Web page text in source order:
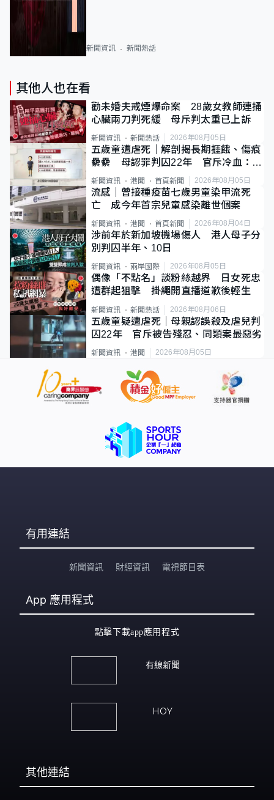
新聞資訊 新聞熱話
其他人也在看
勸未婚夫戒煙爆命案 28歲女教師連捅
心臟兩刀判死緩 母斥判太重已上訴
新聞資訊 新聞熱話 2026年08月05日
五歲童遭虐死｜解剖揭長期捱餓、傷痕
纍纍 母認罪判囚22年 官斥冷血：同
類案最惡劣
新聞資訊 港聞 首頁新聞 2026年08月05日
流感｜曾接種疫苗七歲男童染甲流死
亡 成今年首宗兒童感染離世個案
新聞資訊 港聞 首頁新聞 2026年08月04日
涉前年於新加坡機場傷人 港人母子分
別判囚半年、10日
新聞資訊 兩岸國際 2026年08月05日
偶像「不點名」談粉絲越界 日女死忠
遭群起狙擊 掛繩開直播道歉後輕生
新聞資訊 新聞熱話 2026年08月06日
五歲童疑遭虐死｜母親認誤殺及虐兒判
囚22年 官斥被告殘忍、同類案最惡劣
新聞資訊 港聞 2026年08月05日
有用連結
新聞資訊 財經資訊 電視節目表
App 應用程式
點擊下載app應用程式
有線新聞
HOY
其他連結